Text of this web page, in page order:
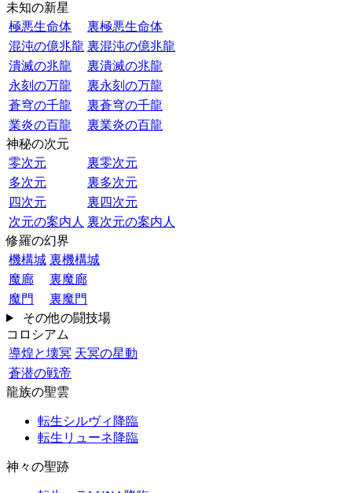
未知の新星
極悪生命体
裏極悪生命体
混沌の億兆龍 裏混沌の億兆龍
潰滅の兆龍
裏潰滅の兆龍
永刻の万龍
裏永刻の万龍
蒼穹の千龍
裏蒼穹の千龍
業炎の百龍
裏業炎の百龍
神秘の次元
零次元
裏零次元
多次元
裏多次元
四次元
裏四次元
次元の案内人 裏次元の案内人
修羅の幻界
機構城 裏機構城
魔廊
裏魔廊
魔門
裏魔門
その他の闘技場
コロシアム
導煌と壊冥 天冥の星動
蒼潜の戦帝
龍族の聖雲
転生シルヴィ降臨
転生リューネ降臨
神々の聖跡